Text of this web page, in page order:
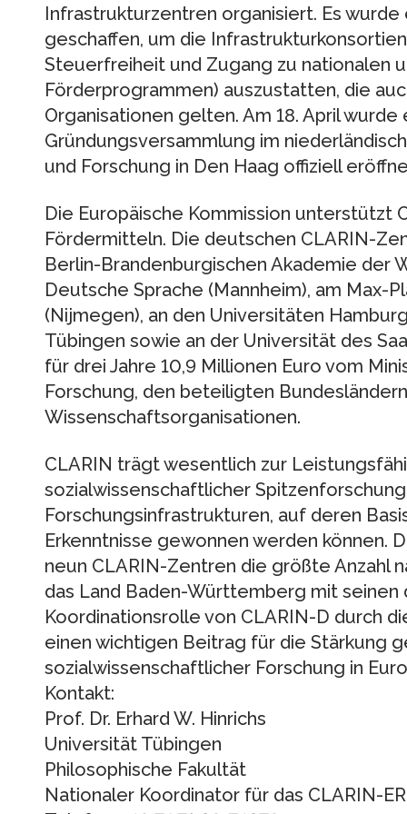
Infrastrukturzentren organisiert. Es
geschaffen, um die
Steuerfreiheit und Zugang zu nationalen
Förderprogrammen) auszustatten, die
Organisationen gelten. Am 18. April
Gründungsversammlung im
und Forschung in Den Haag offiziell
Die Europäische Kommission unterstützt
Fördermitteln. Die deutschen CLARIN-
Berlin-Brandenburgischen Akademie der
Deutsche Sprache (Mannheim), am Max-
(Nijmegen), an den Universitäten
Tübingen sowie an der Universität des
für drei Jahre 10,9 Millionen Euro vom
Forschung, den beteiligten
Wissenschaftsorganisationen.
CLARIN trägt wesentlich zur
sozialwissenschaftlicher
Forschungsinfrastrukturen, auf deren
Erkenntnisse gewonnen werden können.
neun CLARIN-Zentren die größte Anzahl
das Land Baden-Württemberg mit seinen
Koordinationsrolle von CLARIN-D durch
einen wichtigen Beitrag für die Stärkung
sozialwissenschaftlicher Forschung in
Kontakt:
Prof. Dr. Erhard W. Hinrichs
Universität Tübingen
Philosophische Fakultät
Nationaler Koordinator für das CLARIN-